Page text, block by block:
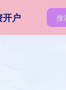
开户